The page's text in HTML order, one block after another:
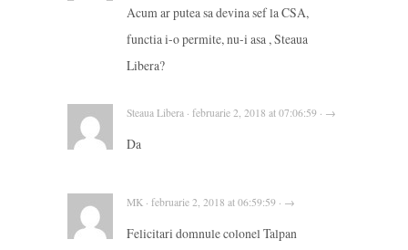
Acum ar putea sa devina sef la CSA,
functia i-o permite, nu-i asa , Steaua
Libera?
Steaua Libera · februarie 2, 2018 at 07:06:59 · →
Da
MK · februarie 2, 2018 at 06:59:59 · →
Felicitari domnule colonel Talpan